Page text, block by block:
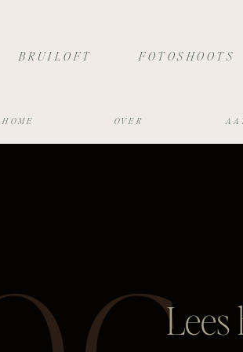
BRUILOFT FOTOSHOOTS
OVER
HOME
Lees